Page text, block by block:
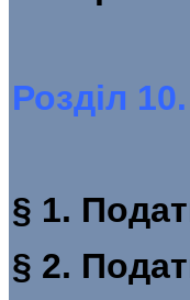
Розділ
§ 1.
§ 2.